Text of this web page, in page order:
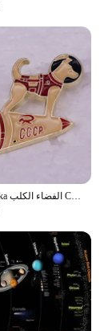
رائد الفضاء Laika الفضاء الكلب CCCP الاتحاد السوفياتي الاتحاد السوفياتي المينا دبوس شارة المجوهرات